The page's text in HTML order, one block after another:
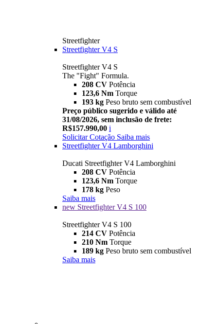
Streetfighter
Streetfighter V4 S
Streetfighter V4 S
The "Fight" Formula.
208 CV Potência
123,6 Nm Torque
193 kg Peso bruto sem combustível
Preço público sugerido e válido até
31/08/2026, sem inclusão de frete:
R$157.990,00 i
Solicitar Cotação Saiba mais
Streetfighter V4 Lamborghini
Ducati Streetfighter V4 Lamborghini
208 CV Potência
123,6 Nm Torque
178 kg Peso
Saiba mais
new Streetfighter V4 S 100
Streetfighter V4 S 100
214 CV Potência
210 Nm Torque
189 kg Peso bruto sem combustível
Saiba mais